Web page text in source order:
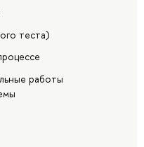
теста)
работы